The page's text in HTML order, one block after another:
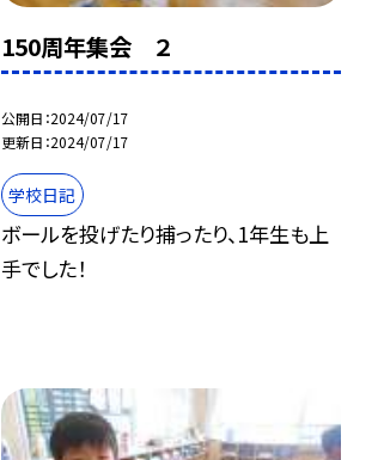
150周年集会 ２
公開日 2024/07/17
更新日 2024/07/17
学校日記
ボールを投げたり捕ったり、1年生も上
手でした！